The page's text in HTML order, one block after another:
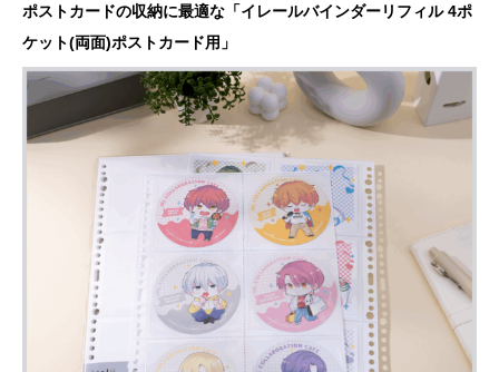
ポストカードの収納に最適な「イレールバインダーリフィル 4ポ
ケット(両面)ポストカード用」